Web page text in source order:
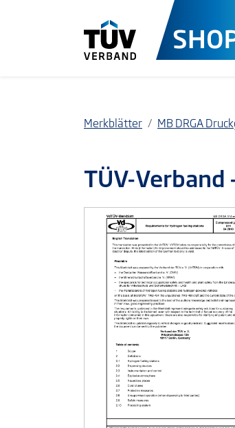
Merkblätter MB DRGA
TÜV-Verband